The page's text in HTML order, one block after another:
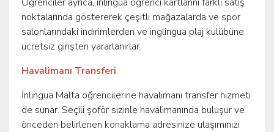
noktalarında göstererek çeşitli mağazalarda ve spor
salonlarındaki indirimlerden ve inglingua plaj kulübüne
ücretsiz girişten yararlanırlar.
Havalimanı Transferi
İnlingua Malta öğrencilerine havalimanı transfer hizmeti
de sunar. Seçili şoför sizinle havalimanında buluşur ve
önceden belirlenen konaklama adresinize ulaşımınızı